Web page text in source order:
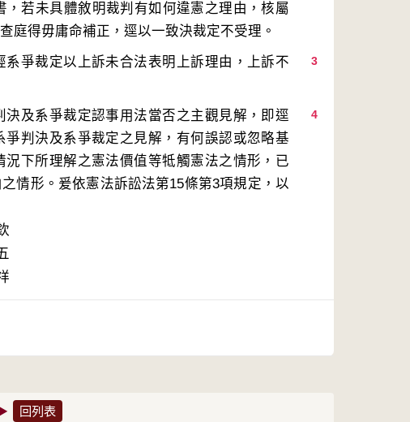
，若未具體敘明裁判有如何違憲之理由，核屬
3
爭裁定以上訴未合法表明上訴理由，上訴不
4
及系爭裁定認事用法當否之主觀見解，即逕
判決及系爭裁定之見解，有何誤認或忽略基
下所理解之憲法價值等牴觸憲法之情形，已
情形。爰依憲法訴訟法第15條第3項規定，以
回列表